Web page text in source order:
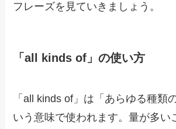
フレーズを見ていきましょう。
「all kinds of」の使い方
「all kinds of」は「あらゆる種類
いう意味で使われます。量が多い